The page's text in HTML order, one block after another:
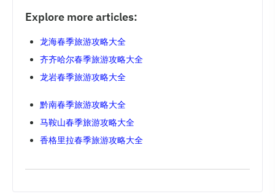
Explore more articles:
龙海春季旅游攻略大全
齐齐哈尔春季旅游攻略大全
龙岩春季旅游攻略大全
黔南春季旅游攻略大全
马鞍山春季旅游攻略大全
香格里拉春季旅游攻略大全